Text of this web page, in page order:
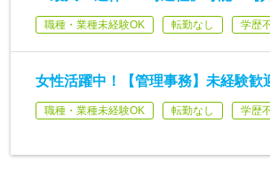
職種・業種未経験OK 転勤なし 学歴
女性活躍中！【管理事務】未経験
職種・業種未経験OK 転勤なし 学歴